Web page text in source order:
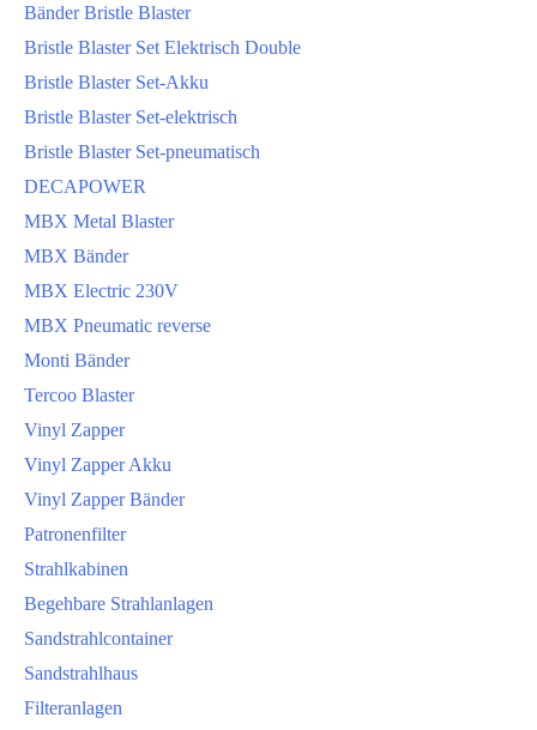
Bänder Bristle Blaster
Bristle Blaster Set Elektrisch Double
Bristle Blaster Set-Akku
Bristle Blaster Set-elektrisch
Bristle Blaster Set-pneumatisch
DECAPOWER
MBX Metal Blaster
MBX Bänder
MBX Electric 230V
MBX Pneumatic reverse
Monti Bänder
Tercoo Blaster
Vinyl Zapper
Vinyl Zapper Akku
Vinyl Zapper Bänder
Patronenfilter
Strahlkabinen
Begehbare Strahlanlagen
Sandstrahlcontainer
Sandstrahlhaus
Filteranlagen